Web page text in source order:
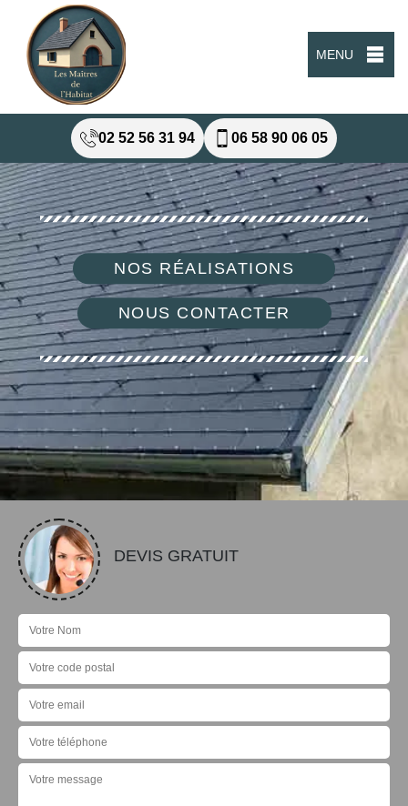
MENU
02 52 56 31 94 06 58 90 06 05
NOS RÉALISATIONS
NOUS CONTACTER
DEVIS GRATUIT